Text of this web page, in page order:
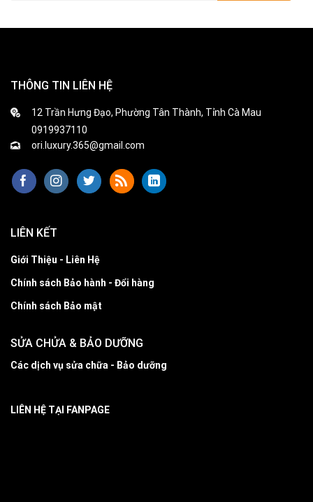
THÔNG TIN LIÊN HỆ
12 Trần Hưng Đạo, Phường Tân Thành, Tỉnh Cà Mau
0919937110
ori.luxury.365@gmail.com
LIÊN KẾT
Giới Thiệu - Liên Hệ
Chính sách Bảo hành - Đổi hàng
Chính sách Bảo mật
SỬA CHỬA & BẢO DƯỠNG
Các dịch vụ sửa chữa - Bảo dưỡng
LIÊN HỆ TẠI FANPAGE